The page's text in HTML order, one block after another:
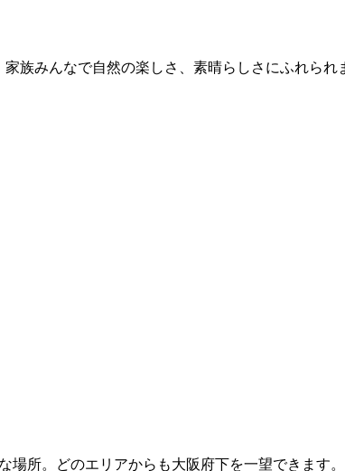
族みんなで自然の楽しさ、素晴らしさにふれられ
所。どのエリアからも大阪府下を一望できます。